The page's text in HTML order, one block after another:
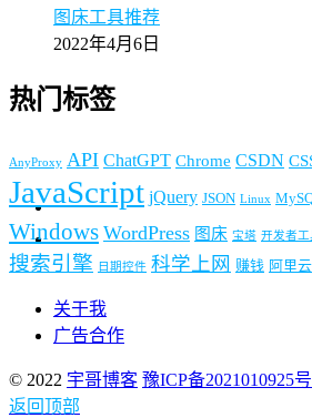
图床工具推荐
2022年4月6日
热门标签
AnyProxy API ChatGPT Chrome CSDN
JavaScript jQuery JSON Linux
Windows WordPress 图床 宝塔 开发者工
搜索引擎 日期控件 科学上网 赚钱 阿里云
关于我
广告合作
© 2022 宇哥博客 豫ICP备2021010925
返回顶部